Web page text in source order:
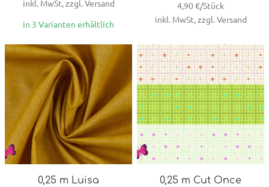
inkl. MwSt, zzgl. Versand
in 3 Varianten erhältlich
4,90 €/Stück
inkl. MwSt, zzgl. Versand
0,25 m Luisa
0,25 m Cut Once